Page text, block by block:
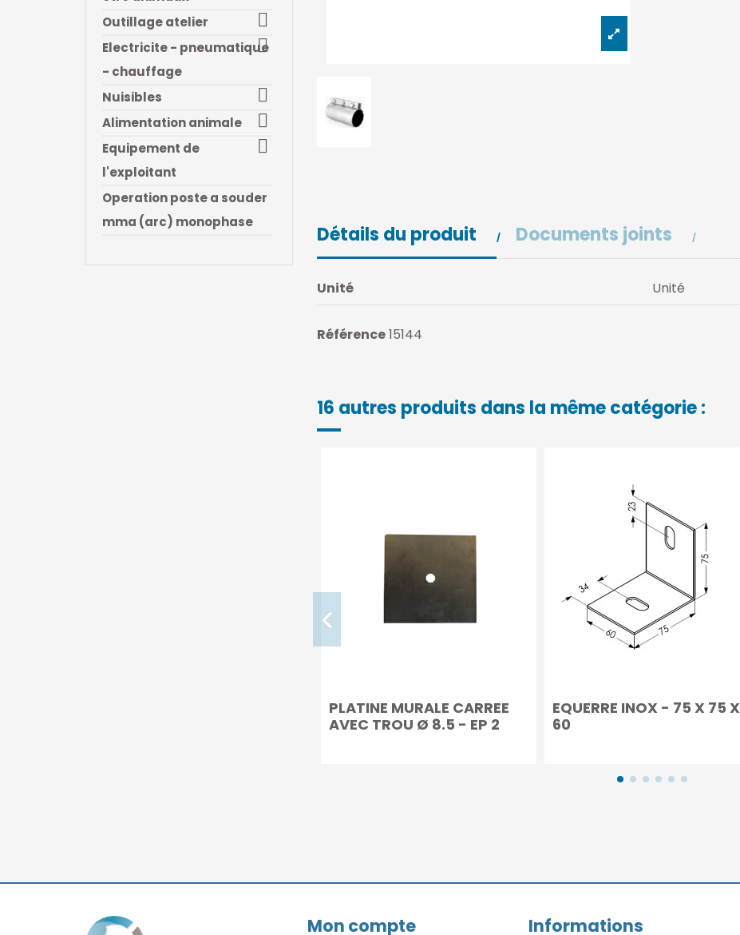
Détails du produit Documents joints
Unité Unité
Référence15144
16 autres produits dans la même catégorie :
PLATINE MURALE CARREE
AVEC TROU Ø 8.5 - EP 2
EQUERRE INOX - 75 X 75 X
60

Outillage atelier

Electricite - pneumatique
- chauffage

Nuisibles

Alimentation animale

Equipement de
l'exploitant
Operation poste a souder
mma (arc) monophase
Mon compte Informations